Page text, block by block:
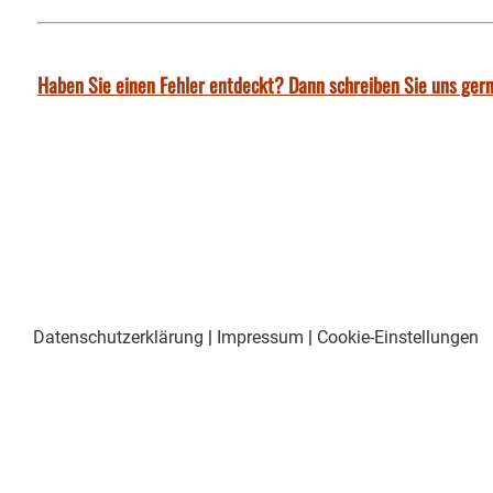
Haben Sie einen Fehler entdeckt? Dann schreiben Sie uns
Datenschutzerklärung | Impressum | Cookie-Einstellungen